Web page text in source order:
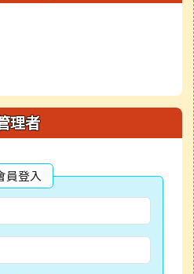
理者
員登入